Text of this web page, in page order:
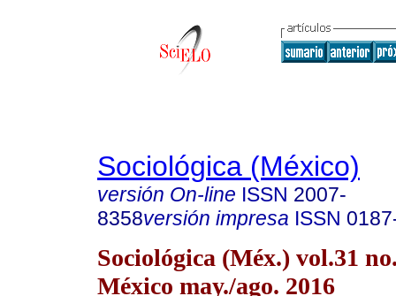
Sociológica (México)
versión On-line ISSN 2007-
8358versión impresa ISSN
Sociológica (Méx.) vol.31
México may./ago. 2016